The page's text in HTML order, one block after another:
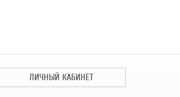
ЛИЧНЫЙ КАБИНЕТ